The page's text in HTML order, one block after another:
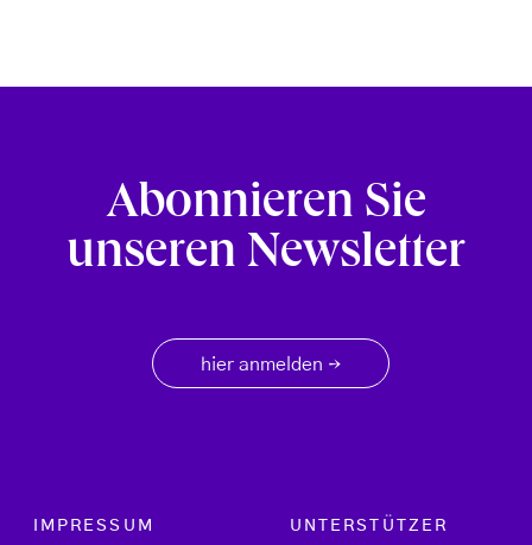
Abonnieren Sie
unseren Newsletter
hier anmelden →
Footer menu
IMPRESSUM
UNTERSTÜTZER